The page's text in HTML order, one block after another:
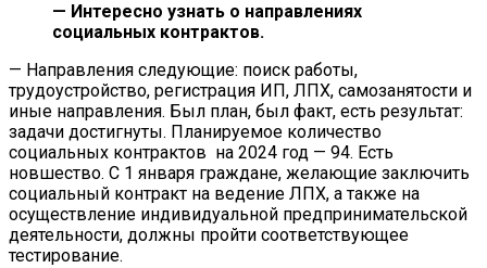
— Интересно узнать о направлениях
социальных контрактов.
— Направления следующие: поиск работы,
трудоустройство, регистрация ИП, ЛПХ, самозанятости и
иные направления. Был план, был факт, есть результат:
задачи достигнуты. Планируемое количество
социальных контрактов на 2024 год — 94. Есть
новшество. С 1 января граждане, желающие заключить
социальный контракт на ведение ЛПХ, а также на
осуществление индивидуальной предпринимательской
деятельности, должны пройти соответствующее
тестирование.